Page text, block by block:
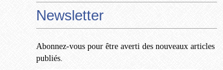
Newsletter
Abonnez-vous pour être averti des nouveaux articles
publiés.